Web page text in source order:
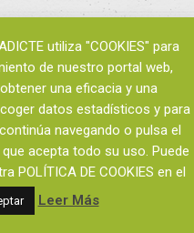
utiliza "COOKIES" para
de nuestro portal web,
una eficacia y una
datos estadísticos y para
navegando o pulsa el
acepta todo su uso. Puede
POLÍTICA DE COOKIES en el
Leer Más